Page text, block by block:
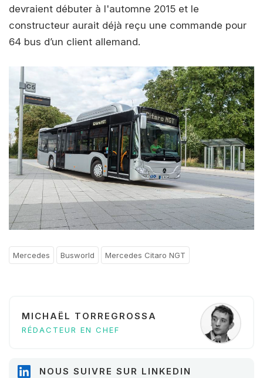
devraient débuter à l'automne 2015 et le
constructeur aurait déjà reçu une commande pour
64 bus d’un client allemand.
Mercedes Busworld Mercedes Citaro NGT
MICHAËL TORREGROSSA
RÉDACTEUR EN CHEF
NOUS SUIVRE SUR LINKEDIN